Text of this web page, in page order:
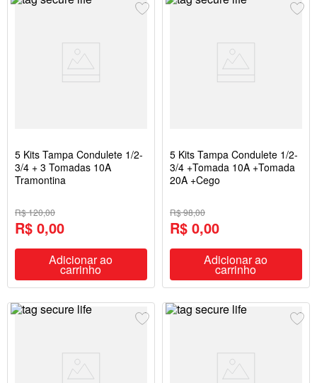
5 Kits Tampa Condulete 1/2-
3/4 + 3 Tomadas 10A
Tramontina
R$ 120,00
R$ 0,00
Adicionar ao
carrinho
5 Kits Tampa Condulete 1/2-
3/4 +Tomada 10A +Tomada
20A +Cego
R$ 98,00
R$ 0,00
Adicionar ao
carrinho